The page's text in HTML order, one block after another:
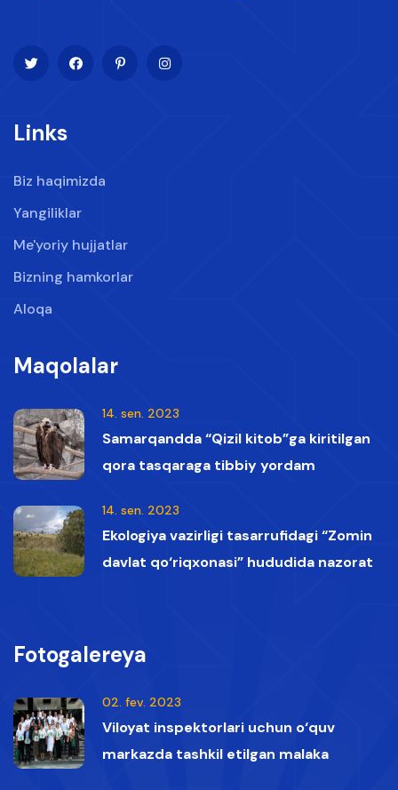
Links
Biz haqimizda
Yangiliklar
Me'yoriy hujjatlar
Bizning hamkorlar
Aloqa
Maqolalar
14. sen. 2023
Samarqandda “Qizil kitob”ga kiritilgan
qora tasqaraga tibbiy yordam
14. sen. 2023
Ekologiya vazirligi tasarrufidagi “Zomin
davlat qo‘riqxonasi” hududida nazorat
Fotogalereya
02. fev. 2023
Viloyat inspektorlari uchun o‘quv
markazda tashkil etilgan malaka